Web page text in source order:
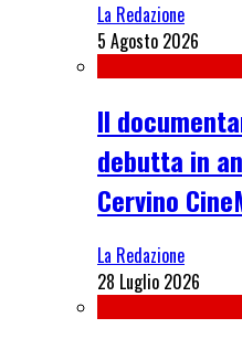
La Redazione
5 Agosto 2026
Il
debutta in
Cervino
La Redazione
28 Luglio 2026